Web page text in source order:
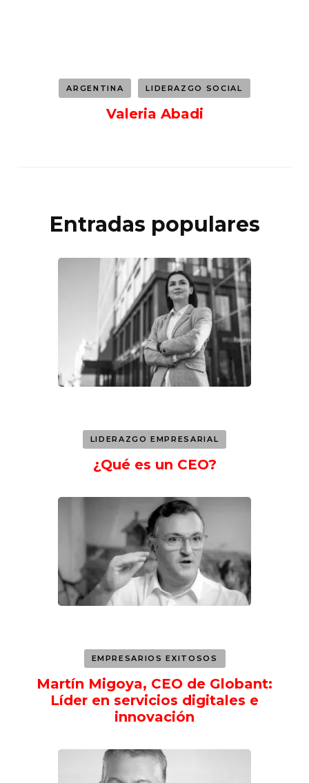
ARGENTINA LIDERAZGO SOCIAL
Valeria Abadi
Entradas populares
LIDERAZGO EMPRESARIAL
¿Qué es un CEO?
EMPRESARIOS EXITOSOS
Martín Migoya, CEO de Globant:
Líder en servicios digitales e
innovación